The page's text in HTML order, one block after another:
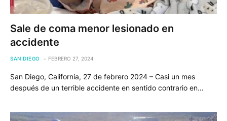
Sale de coma menor lesionado en
accidente
SAN DIEGO FEBRERO 27, 2024
San Diego, California, 27 de febrero 2024 – Casi un mes
después de un terrible accidente en sentido contrario en…